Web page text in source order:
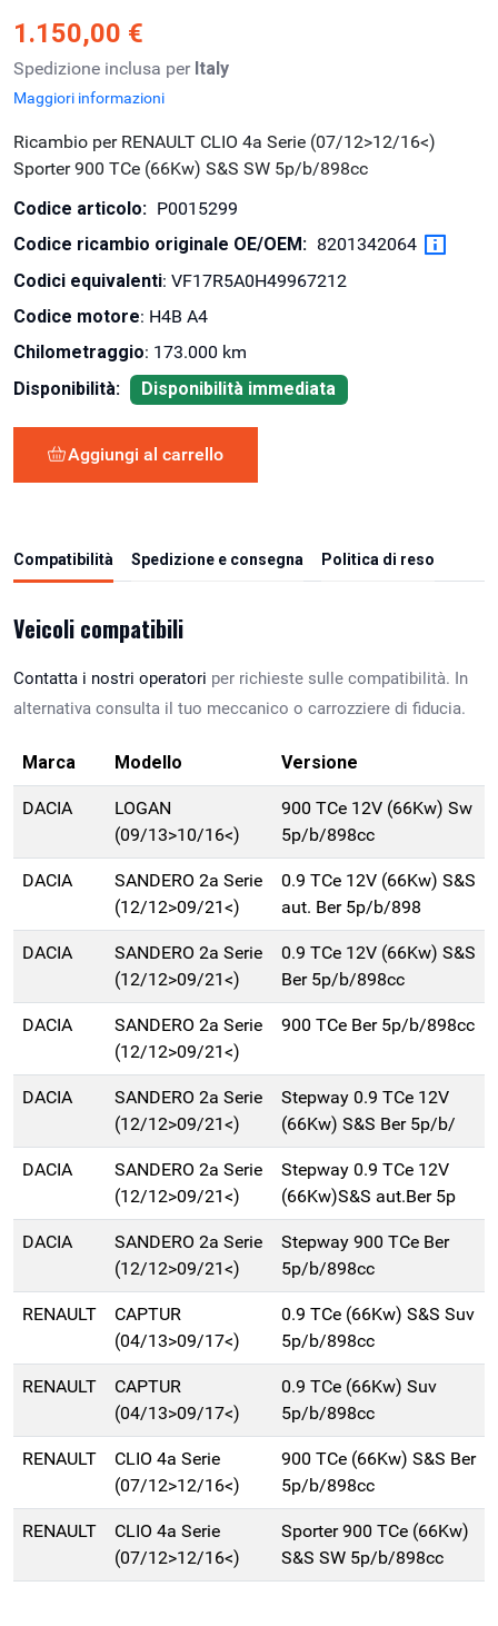
1.150,00 €
Spedizione inclusa per Italy
Maggiori informazioni
Ricambio per RENAULT CLIO 4a Serie (07/12>12/16<)
Sporter 900 TCe (66Kw) S&S SW 5p/b/898cc
Codice articolo: P0015299
Codice ricambio originale OE/OEM: 8201342064
Codici equivalenti: VF17R5A0H49967212
Codice motore: H4B A4
Chilometraggio: 173.000 km
Disponibilità:
Disponibilità immediata
Aggiungi al carrello
Compatibilità Spedizione e consegna Politica di reso
Veicoli compatibili
Contatta i nostri operatori per richieste sulle compatibilità. In
alternativa consulta il tuo meccanico o carrozziere di fiducia.
Marca Modello Versione
DACIA
LOGAN
(09/13>10/16<)
900 TCe 12V (66Kw) Sw
5p/b/898cc
DACIA
SANDERO 2a Serie
(12/12>09/21<)
0.9 TCe 12V (66Kw) S&S
aut. Ber 5p/b/898
DACIA
SANDERO 2a Serie
(12/12>09/21<)
0.9 TCe 12V (66Kw) S&S
Ber 5p/b/898cc
DACIA
SANDERO 2a Serie
(12/12>09/21<)
900 TCe Ber 5p/b/898cc
DACIA
SANDERO 2a Serie
(12/12>09/21<)
Stepway 0.9 TCe 12V
(66Kw) S&S Ber 5p/b/
DACIA
SANDERO 2a Serie
(12/12>09/21<)
Stepway 0.9 TCe 12V
(66Kw)S&S aut.Ber 5p
DACIA
SANDERO 2a Serie
(12/12>09/21<)
Stepway 900 TCe Ber
5p/b/898cc
RENAULT
CAPTUR
(04/13>09/17<)
0.9 TCe (66Kw) S&S Suv
5p/b/898cc
RENAULT
CAPTUR
(04/13>09/17<)
0.9 TCe (66Kw) Suv
5p/b/898cc
RENAULT
CLIO 4a Serie
(07/12>12/16<)
900 TCe (66Kw) S&S Ber
5p/b/898cc
RENAULT
CLIO 4a Serie
(07/12>12/16<)
Sporter 900 TCe (66Kw)
S&S SW 5p/b/898cc